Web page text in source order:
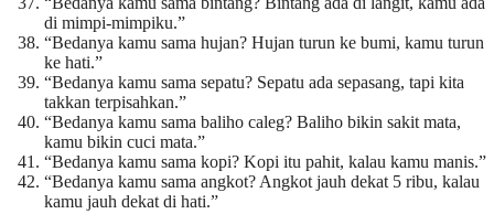
di mimpi-mimpiku.”
“Bedanya kamu sama hujan? Hujan turun ke bumi, kamu turun
ke hati.”
“Bedanya kamu sama sepatu? Sepatu ada sepasang, tapi kita
takkan terpisahkan.”
“Bedanya kamu sama baliho caleg? Baliho bikin sakit mata,
kamu bikin cuci mata.”
“Bedanya kamu sama kopi? Kopi itu pahit, kalau kamu manis.”
“Bedanya kamu sama angkot? Angkot jauh dekat 5 ribu, kalau
kamu jauh dekat di hati.”